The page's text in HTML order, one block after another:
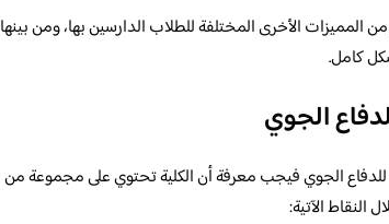
المميزات الأخرى المختلفة للطلاب الدارسين بها، ومن بينها
كامل.
الجوي
للدفاع الجوي فيجب معرفة أن الكلية تحتوي على مجموعة من
الآتية: